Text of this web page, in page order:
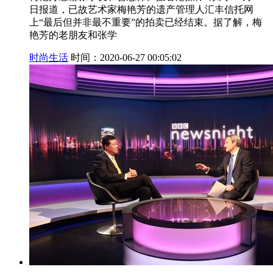
日报道，已故艺术家梅艳芳的遗产管理人汇丰信托网
上“最后但并非最不重要”的拍卖已经结束。据了解，梅
艳芳的老朋友和张学
时尚生活 时间：2020-06-27 00:05:02